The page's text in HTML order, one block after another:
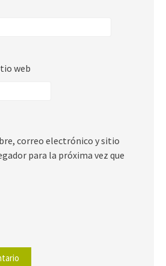
web
correo electrónico y sitio
para la próxima vez que